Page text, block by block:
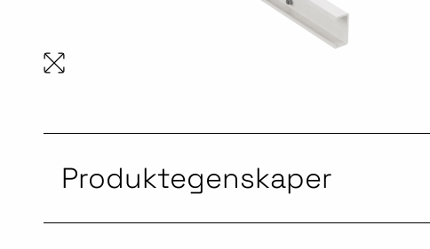
Produktegenskaper